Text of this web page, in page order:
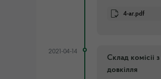
4-аг.pdf
2021-04-14
Склад кoмicii з
довкiлля